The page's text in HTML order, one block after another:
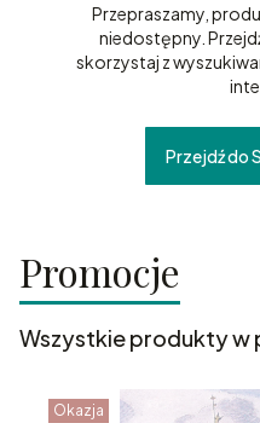
Przepraszamy,
niedostępny.
skorzystaj z
Przejdź do
Promocje
Wszystkie produkty w
Okazja